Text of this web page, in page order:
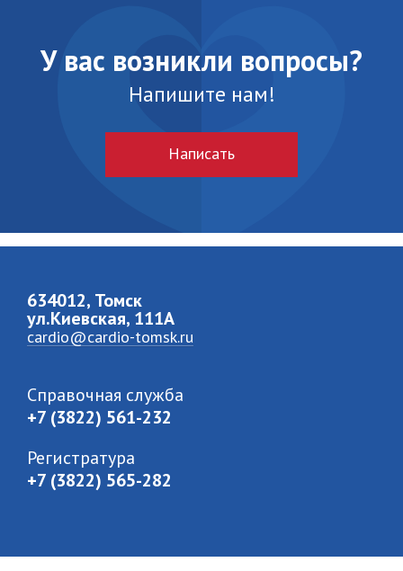
У вас возникли вопросы?
Напишите нам!
Написать
634012, Томск
ул.Киевская, 111A
cardio@cardio-tomsk.ru
Справочная служба
+7 (3822) 561-232
Регистратура
+7 (3822) 565-282